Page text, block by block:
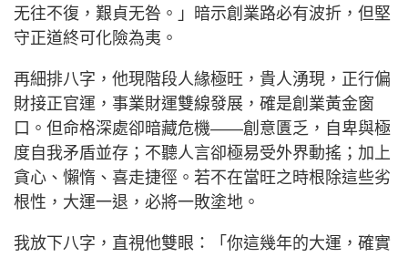
无往不復，艱貞无咎。」暗示創業路必有波折，但堅
守正道終可化險為夷。
再細排八字，他現階段人緣極旺，貴人湧現，正行偏
財接正官運，事業財運雙線發展，確是創業黃金窗
口。但命格深處卻暗藏危機——創意匱乏，自卑與極
度自我矛盾並存；不聽人言卻極易受外界動搖；加上
貪心、懶惰、喜走捷徑。若不在當旺之時根除這些劣
根性，大運一退，必將一敗塗地。
我放下八字，直視他雙眼：「你這幾年的大運，確實